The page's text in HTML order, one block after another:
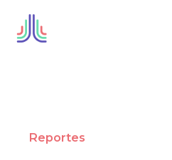
contenido
Reportes